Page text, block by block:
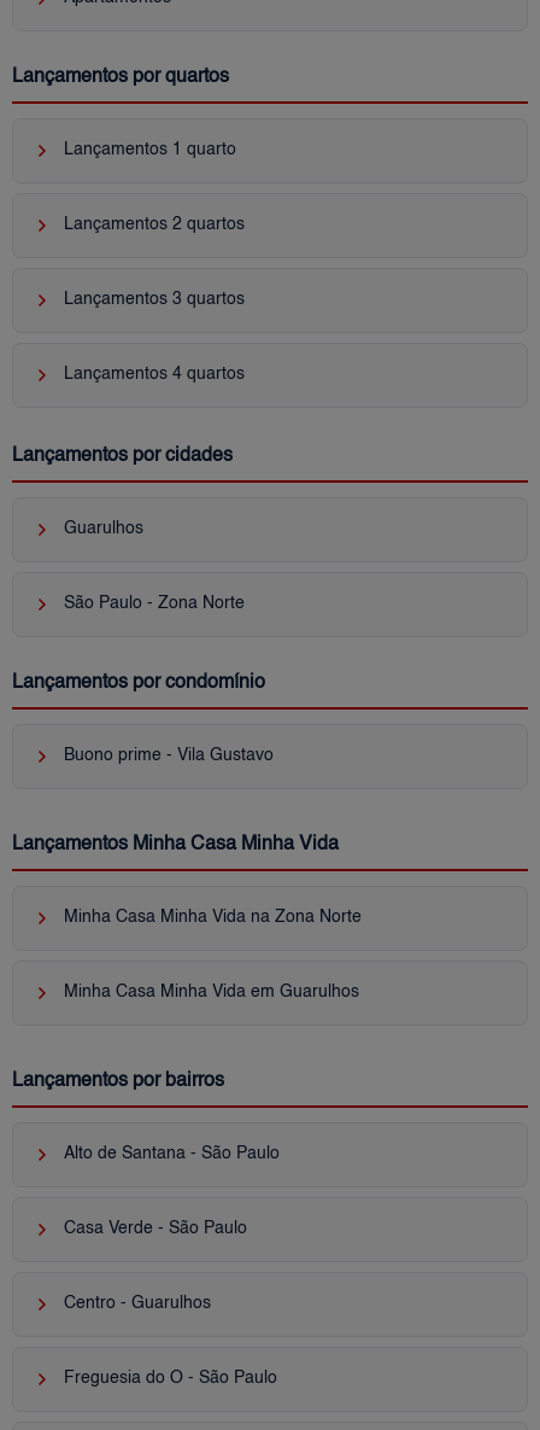
Lançamentos por quartos
keyboard_arrow_right Lançamentos 1 quarto
keyboard_arrow_right Lançamentos 2 quartos
keyboard_arrow_right Lançamentos 3 quartos
keyboard_arrow_right Lançamentos 4 quartos
Lançamentos por cidades
keyboard_arrow_right Guarulhos
keyboard_arrow_right São Paulo - Zona Norte
Lançamentos por condomínio
keyboard_arrow_right Buono prime - Vila Gustavo
Lançamentos Minha Casa Minha Vida
keyboard_arrow_right Minha Casa Minha Vida na Zona Norte
keyboard_arrow_right Minha Casa Minha Vida em Guarulhos
Lançamentos por bairros
keyboard_arrow_right Alto de Santana - São Paulo
keyboard_arrow_right Casa Verde - São Paulo
keyboard_arrow_right Centro - Guarulhos
keyboard_arrow_right Freguesia do Ó - São Paulo